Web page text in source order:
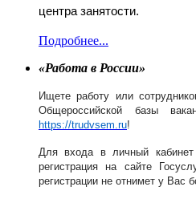
центра занятости.
Подробнее...
«Работа в России»
Ищете работу или
Общероссийской базы
https://trudvsem.ru!
Для входа в личный
регистрация на сайте
регистрации не отнимет у Вас